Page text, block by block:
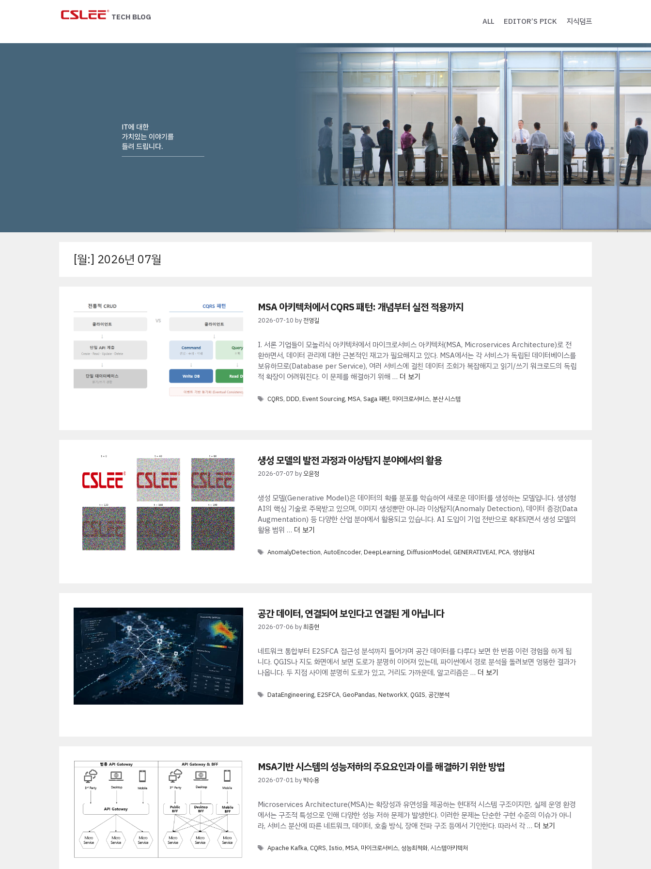
TECH BLOG ALL EDITOR’S PICK 지식덤프
[월:] 2026년 07월
MSA 아키텍처에서 CQRS 패턴: 개념부터 실전 적용까지
2026-07-10 by 전영길
I. 서론 기업들이 모놀리식 아키텍처에서 마이크로서비스 아키텍처(MSA, Microservices Architecture)로 전
환하면서, 데이터 관리에 대한 근본적인 재고가 필요해지고 있다. MSA에서는 각 서비스가 독립된 데이터베이스를
보유하므로(Database per Service), 여러 서비스에 걸친 데이터 조회가 복잡해지고 읽기/쓰기 워크로드의 독립
적 확장이 어려워진다. 이 문제를 해결하기 위해 … 더 보기
Tags
CQRS,DDD,Event Sourcing,MSA,Saga 패턴, 마이크로서비스,분산 시스템
생성 모델의 발전 과정과 이상탐지 분야에서의 활용
2026-07-07 by오윤정
생성 모델(Generative Model)은 데이터의 확률 분포를 학습하여 새로운 데이터를 생성하는 모델입니다. 생성형
AI의 핵심 기술로 주목받고 있으며, 이미지 생성뿐만 아니라 이상탐지(Anomaly Detection), 데이터 증강(Data
Augmentation) 등 다양한 산업 분야에서 활용되고 있습니다. AI 도입이 기업 전반으로 확대되면서 생성 모델의
활용 범위 … 더 보기
Tags
AnomalyDetection,AutoEncoder,DeepLearning,DiffusionModel,GENERATIVEAI,PCA, 생성형AI
공간 데이터, 연결되어 보인다고 연결된 게 아닙니다
2026-07-06 by최종현
네트워크 통합부터 E2SFCA 접근성 분석까지 들어가며 공간 데이터를 다루다 보면 한 번쯤 이런 경험을 하게 됩
니다. QGIS나 지도 화면에서 보면 도로가 분명히 이어져 있는데, 파이썬에서 경로 분석을 돌려보면 엉뚱한 결과가
나옵니다. 두 지점 사이에 분명히 도로가 있고, 거리도 가까운데, 알고리즘은 … 더 보기
Tags
DataEngineering,E2SFCA,GeoPandas,NetworkX,QGIS,공간분석
MSA기반 시스템의 성능저하의 주요요인과 이를 해결하기 위한 방법
2026-07-01by 박수용
Microservices Architecture(MSA)는 확장성과 유연성을 제공하는 현대적 시스템 구조이지만, 실제 운영 환경
에서는 구조적 특성으로 인해 다양한 성능 저하 문제가 발생한다. 이러한 문제는 단순한 구현 수준의 이슈가 아니
라, 서비스 분산에 따른 네트워크, 데이터, 호출 방식, 장애 전파 구조 등에서 기인한다. 따라서 각 … 더 보기
Tags
Apache Kafka,CQRS,Istio,MSA, 마이크로서비스, 성능최적화,시스템아키텍처